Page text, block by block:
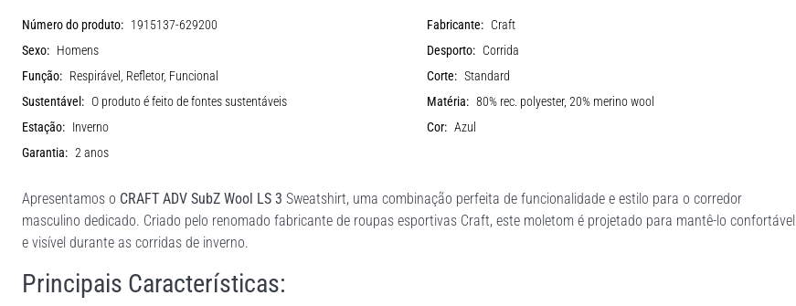
Número do produto: 1915137-629200 Fabricante: Craft
Sexo: Homens Desporto: Corrida
Função: Respirável, Refletor, Funcional Corte: Standard
Sustentável: O produto é feito de fontes sustentáveis Matéria: 80% rec. polyester, 20% merino wool
Estação: Inverno Cor: Azul
Garantia: 2 anos
Apresentamos o CRAFT ADV SubZ Wool LS 3 Sweatshirt, uma combinação perfeita de funcionalidade e estilo para o corredor
masculino dedicado. Criado pelo renomado fabricante de roupas esportivas Craft, este moletom é projetado para mantê-lo confortável
e visível durante as corridas de inverno.
Principais Características: